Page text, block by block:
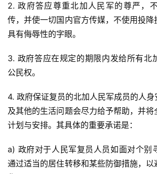
2. 政府答应尊重北加人民军的尊严，
传，并使一切国内官方传媒，不使用投
具有侮辱性的字眼。
3. 政府答应在规定的期限内发给所有北
公民权。
4. 政府保证复员的北加人民军成员的人
及其他的生活问题会尽力给予帮助，并
计划与安排。其具体的重要承诺是：
a) 政府对于人民军复员人员如面对个别
通过适当的居住转移和某些防御措施，以